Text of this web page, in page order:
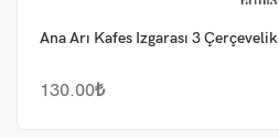
Ana Arı Kafes Izgarası 3 Çerçevelik
130.00₺